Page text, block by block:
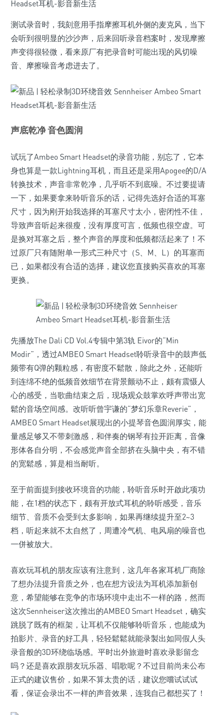
测试录音时，我刻意用手指摩擦耳机外侧的麦克风，当下
会听到很明显的沙沙声，后来回听录音档案时，发现摩擦
声变得很轻微，看来原厂有把录音时可能出现的风切噪
音、摩擦噪音考虑进去了。
声底乾净 音色圆润
试玩了Ambeo Smart Headset的录音功能，别忘了，它本
身也算是一款Lightning耳机，而且还是采用Apogee的D/A
转换技术，声音非常乾净，几乎听不到底噪。不过要提请
一下，如果要拿来聆听音乐的话，记得先选好合适的耳塞
尺寸，因为刚开始我选择的耳塞尺寸太小，密闭性不佳，
导致声音听起来很瘦，没有厚度可言，低频也很空虚。可
是换对耳塞之后，整个声音的厚度和低频都活起来了！不
过原厂只有随附单一形式三种尺寸（S、M、L）的耳塞而
已，如果都没有合适的选择，建议您直接购买喜欢的耳塞
更换。
先播放The Dali CD Vol.4专辑中第3轨 Eivor的“Min
Modir”，透过AMBEO Smart Headset聆听录音中的鼓声低
频带有Q弹的颗粒感，有密度不鬆散，除此之外，还能听
到连绵不绝的低频音效细节在背景颤动不止，颇有震慑人
心的感受，当歌曲结束之后，现场观众鼓掌欢呼声带出宽
鬆的音场空间感。改听听曾宇谦的“梦幻乐章Reverie”，
AMBEO Smart Headset展现出的小提琴音色圆润厚实，能
量感足够又不带刺激感，和伴奏的钢琴有拉开距离，音像
形体各自分明，不会感觉声音全部挤在头脑中央，有不错
的宽鬆感，算是相当耐听。
至于前面提到接收环境音的功能，聆听音乐时开啟此项功
能，在1档的状态下，颇有开放式耳机的聆听感受，音乐
细节、音质不会受到太多影响，如果再继续提升至2~3
档，听起来就不太自然了，周遭冷气机、电风扇的噪音也
一併被放大。
喜欢玩耳机的朋友应该有注意到，这几年各家耳机厂商除
了想办法提升音质之外，也在想方设法为耳机添加新创
意，希望能够在竞争的市场环境中走出不一样的路，然而
这次Sennheiser这次推出的AMBEO Smart Headset，确实
跳脱了既有的框架，让耳机不仅能够聆听音乐，也能成为
拍影片、录音的好工具，轻轻鬆鬆就能录製出如同假人头
录音般的3D环绕临场感。平时出外旅遊时喜欢录影留念
吗？还是喜欢跟朋友玩乐器、唱歌呢？不过目前尚未公布
正式的建议售价，如果不算太贵的话，建议您嚐试试试
看，保证会录出不一样的声音效果，连我自己都想买了！